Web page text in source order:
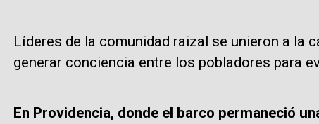
Líderes de la comunidad raizal se unieron a la
generar conciencia entre los pobladores para
En Providencia, donde el barco permaneció